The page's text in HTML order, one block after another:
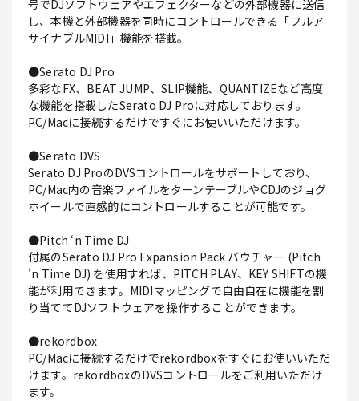
号でDJソフトウェアやエフェクターなどの外部機器に送信
し、本機と外部機器を同時にコントロールできる「フルア
サイナブルMIDI」機能を搭載。
●Serato DJ Pro
多彩なFX、BEAT JUMP、SLIP機能、QUANTIZEなど高度
な機能を搭載したSerato DJ Proに対応しております。
PC/Macに接続するだけですぐにお使いいただけます。
●Serato DVS
Serato DJ ProのDVSコントロールをサポートしており、
PC/Mac内の音楽ファイルをターンテーブルやCDJのジョグ
ホイールで直感的にコントロールすることが可能です。
●Pitch ‘n Time DJ
付属のSerato DJ Pro Expansion Pack バウチャー (Pitch
'n Time DJ) を使用すれば、PITCH PLAY、KEY SHIFTの機
能が利用できます。MIDIマッピングで自由自在に機能を割
り当ててDJソフトウェアを操作することができます。
●rekordbox
PC/Macに接続するだけでrekordboxをすぐにお使いいただ
けます。rekordboxのDVSコントロールをご利用いただけ
ます。